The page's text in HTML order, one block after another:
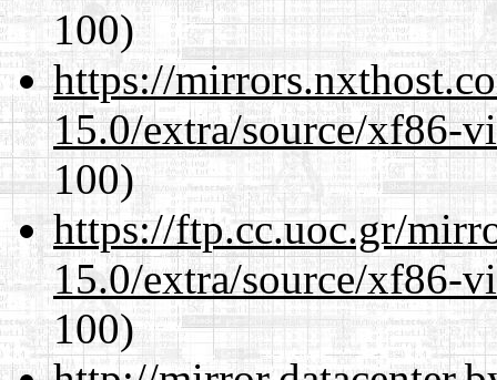
100)
https://
15.0/extra/source/xf86-
100)
https://ftp.cc.uoc.gr/
15.0/extra/source/xf86-
100)